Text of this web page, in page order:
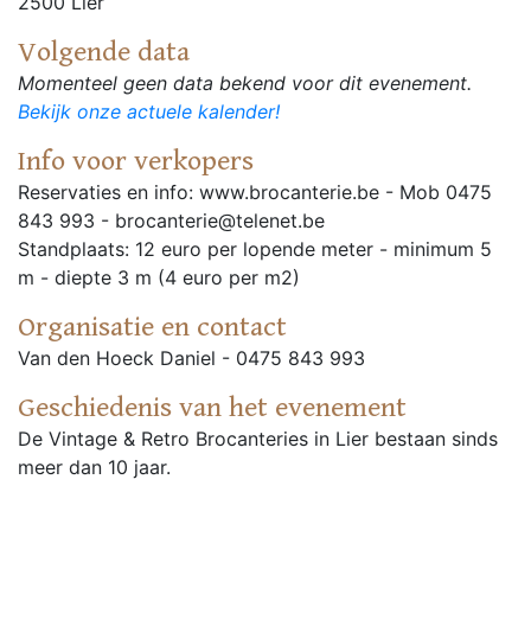
Volgende data
Momenteel geen data bekend voor dit evenement.
Bekijk onze actuele kalender!
Info voor verkopers
Reservaties en info: www.brocanterie.be - Mob 0475
843 993 - brocanterie@telenet.be
Standplaats: 12 euro per lopende meter - minimum 5
m - diepte 3 m (4 euro per m2)
Organisatie en contact
Van den Hoeck Daniel - 0475 843 993
Geschiedenis van het evenement
De Vintage & Retro Brocanteries in Lier bestaan sinds
meer dan 10 jaar.